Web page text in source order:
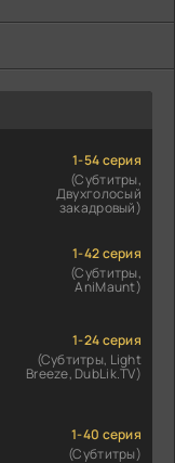
1-54 серия
(Субтитры,
Двухголосый
закадровый)
1-42 серия
(Субтитры,
AniMaunt)
1-24 серия
(Субтитры, Light
Breeze, DubLik.TV)
1-40 серия
(Субтитры)